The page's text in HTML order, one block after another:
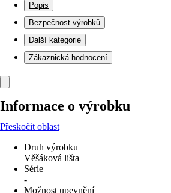
Popis
Bezpečnost výrobků
Další kategorie
Zákaznická hodnocení
Informace o výrobku
Přeskočit oblast
Druh výrobku
Věšáková lišta
Série
-
Možnost upevnění